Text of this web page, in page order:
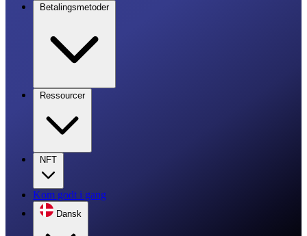
Betalingsmetoder
Ressourcer
NFT
Kom godt i gang
Dansk